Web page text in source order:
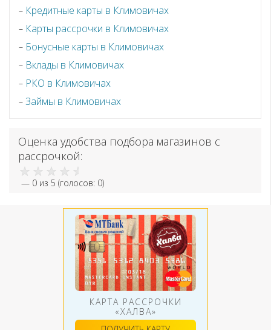
Кредитные карты в Климовичах
Карты рассрочки в Климовичах
Бонусные карты в Климовичах
Вклады в Климовичах
РКО в Климовичах
Займы в Климовичах
Оценка удобства подбора магазинов с
рассрочкой:
— 0 из 5 (голосов: 0)
КАРТА РАССРОЧКИ
«ХАЛВА»